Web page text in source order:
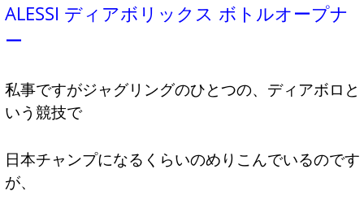
ALESSI ディアボリックス ボトルオープナ
ー
私事ですがジャグリングのひとつの、ディアボロと
いう競技で
日本チャンプになるくらいのめりこんでいるのです
が、